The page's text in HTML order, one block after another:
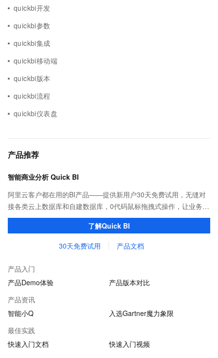
quickbi开发
quickbi参数
quickbi集成
quickbi移动端
quickbi版本
quickbi流程
quickbi仪表盘
产品推荐
智能商业分析 Quick BI
阿里云客户都在用的BI产品——提供新用户30天免费试用，无缝对
接各类云上数据库和自建数据库，0代码鼠标拖拽式操作，让业务用
户也能一键轻松实现海量数据可视化分析。
了解Quick BI
30天免费试用 产品文档
产品入门
产品Demo体验
产品版本对比
产品资讯
智能小Q
入选Gartner魔力象限
最佳实践
快速入门文档
快速入门视频